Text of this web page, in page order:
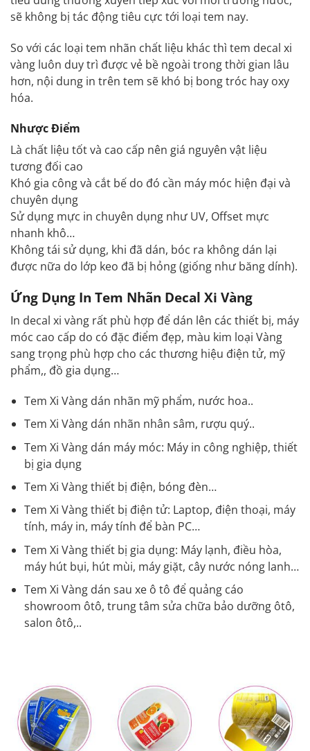
sẽ không bị tác động tiêu cực tới loại tem nay.
So với các loại tem nhãn chất liệu khác thì tem decal xi
vàng luôn duy trì được vẻ bề ngoài trong thời gian lâu
hơn, nội dung in trên tem sẽ khó bị bong tróc hay oxy
hóa.
Nhược Điểm
Là chất liệu tốt và cao cấp nên giá nguyên vật liệu
tương đối cao
Khó gia công và cắt bế do đó cần máy móc hiện đại và
chuyên dụng
Sử dụng mực in chuyên dụng như UV, Offset mực
nhanh khô…
Không tái sử dụng, khi đã dán, bóc ra không dán lại
được nữa do lớp keo đã bị hỏng (giống như băng dính).
Ứng Dụng In Tem Nhãn Decal Xi Vàng
In decal xi vàng rất phù hợp để dán lên các thiết bị, máy
móc cao cấp do có đặc điểm đẹp, màu kim loại Vàng
sang trọng phù hợp cho các thương hiệu điện tử, mỹ
phẩm,, đồ gia dụng…
Tem Xi Vàng dán nhãn mỹ phẩm, nước hoa..
Tem Xi Vàng dán nhãn nhân sâm, rượu quý..
Tem Xi Vàng dán máy móc: Máy in công nghiệp, thiết
bị gia dụng
Tem Xi Vàng thiết bị điện, bóng đèn…
Tem Xi Vàng thiết bị điện tử: Laptop, điện thoại, máy
tính, máy in, máy tính để bàn PC…
Tem Xi Vàng thiết bị gia dụng: Máy lạnh, điều hòa,
máy hút bụi, hút mùi, máy giặt, cây nước nóng lanh…
Tem Xi Vàng dán sau xe ô tô để quảng cáo
showroom ôtô, trung tâm sửa chữa bảo dưỡng ôtô,
salon ôtô,..